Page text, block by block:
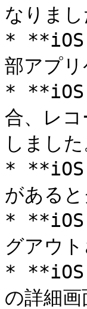
なりまし
* **iOS-
部アプ
* **iOS-
合、レ
しました
* **iOS-
がある
* **iOS-
グアウト
* **iOS-
の詳細